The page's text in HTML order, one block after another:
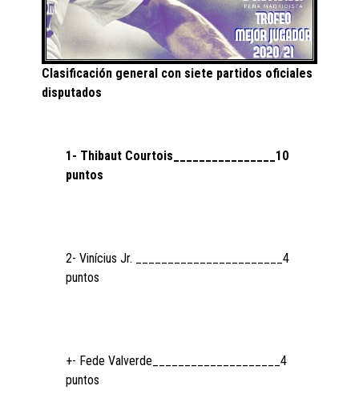
Clasificación general con siete partidos oficiales
disputados
1- Thibaut Courtois________________10
puntos
2- Vinícius Jr. _______________________4
puntos
+- Fede Valverde____________________4
puntos